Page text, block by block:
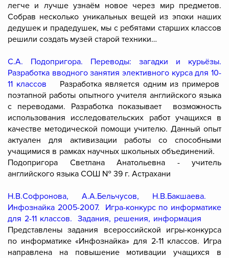
легче и лучше узнаём новое через мир предметов.
Собрав несколько уникальных вещей из эпохи наших
дедушек и прадедушек, мы с ребятами старших классов
решили создать музей старой техники…
С.А. Подопригора. Переводы: загадки и курьёзы.
Разработка вводного занятия элективного курса для 10-
11 классов Разработка является одним из примеров
поэтапной работы опытного учителя английского языка
с переводами. Разработка показывает возможность
использования исследовательских работ учащихся в
качестве методической помощи учителю. Данный опыт
актуален для активизации работы со способными
учащимися в рамках научных школьных объединений.
Подопригора Светлана Анатольевна - учитель
английского языка СОШ № 39 г. Астрахани
Н.В.Софронова, А.А.Бельчусов, Н.В.Бакшаева.
Инфознайка 2005-2007. Игра-конкурс по информатике
для 2-11 классов. Задания, решения, информация
Представлены задания всероссийской игры-конкурса
по информатике «Инфознайка» для 2-11 классов. Игра
направлена на повышение мотивации учащихся в